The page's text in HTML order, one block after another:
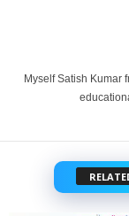
Myself Satish Kumar